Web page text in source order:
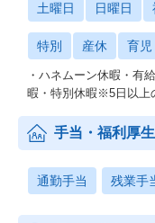
土曜日 日曜日
特別 産休 育児
・ハネムーン休暇・有
暇・特別休暇※5日以上
手当・福利厚生
通勤手当 残業手